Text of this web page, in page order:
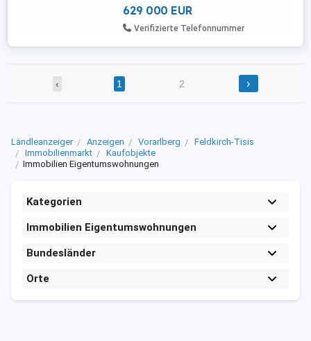
einer modernen Wohnung mit dem ...
629 000 EUR
Verifizierte Telefonnummer
‹ 1 2 ›
Ländleanzeiger Anzeigen Vorarlberg
Feldkirch-Tisis
Immobilienmarkt
Kaufobjekte
Immobilien Eigentumswohnungen
Kategorien
Immobilien Eigentumswohnungen
Bundesländer
Orte